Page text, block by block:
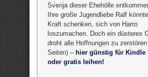
Svenja dieser Ehehölle
Ihre große Jugendliebe Ralf
Kraft schenken, sich von Harro
loszumachen. Doch ein düsteres
droht alle Hoffnungen zu
Seiten) – hier günstig für Kindle
oder gratis leihen!